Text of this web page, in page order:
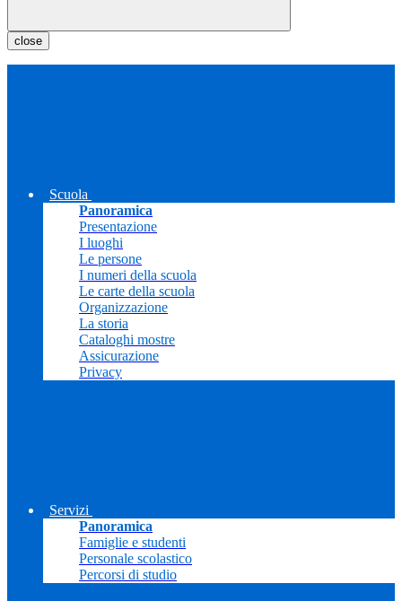
close
Scuola
Panoramica
Presentazione
I luoghi
Le persone
I numeri della scuola
Le carte della scuola
Organizzazione
La storia
Cataloghi mostre
Assicurazione
Privacy
Servizi
Panoramica
Famiglie e studenti
Personale scolastico
Percorsi di studio